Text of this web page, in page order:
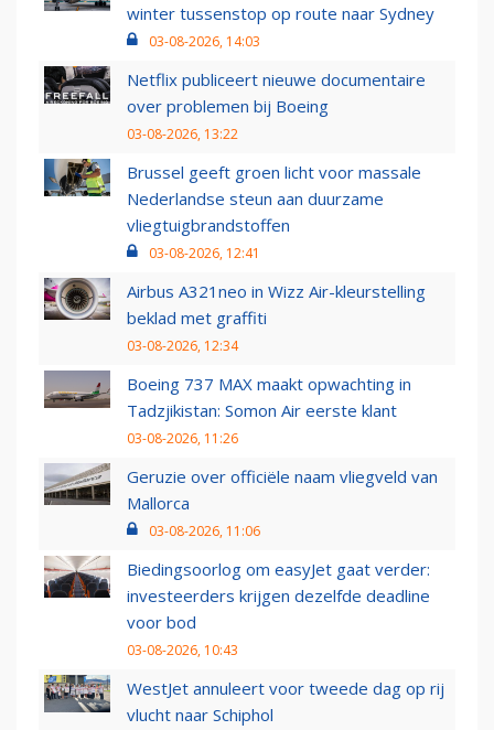
winter tussenstop op route naar Sydney
03-08-2026, 14:03
Netflix publiceert nieuwe documentaire
over problemen bij Boeing
03-08-2026, 13:22
Brussel geeft groen licht voor massale
Nederlandse steun aan duurzame
vliegtuigbrandstoffen
03-08-2026, 12:41
Airbus A321neo in Wizz Air-kleurstelling
beklad met graffiti
03-08-2026, 12:34
Boeing 737 MAX maakt opwachting in
Tadzjikistan: Somon Air eerste klant
03-08-2026, 11:26
Geruzie over officiële naam vliegveld van
Mallorca
03-08-2026, 11:06
Biedingsoorlog om easyJet gaat verder:
investeerders krijgen dezelfde deadline
voor bod
03-08-2026, 10:43
WestJet annuleert voor tweede dag op rij
vlucht naar Schiphol